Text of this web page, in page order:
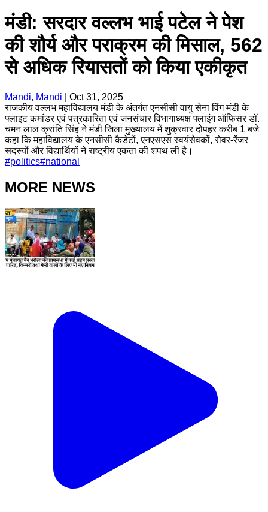
मंडी: सरदार वल्लभ भाई पटेल ने पेश
की शौर्य और पराक्रम की मिसाल, 562
से अधिक रियासतों को किया एकीकृत
Mandi, Mandi
Oct 31, 2025
राजकीय वल्लभ महाविद्यालय मंडी के अंतर्गत एनसीसी वायु सेना विंग मंडी के
फ्लाइट कमांडर एवं पत्रकारिता एवं जनसंचार विभागाध्यक्ष फ्लाइंग ऑफिसर डॉ.
चमन लाल क्रांति सिंह ने मंडी जिला मुख्यालय में शुक्रवार दोपहर करीब 1 बजे
कहा कि महाविद्यालय के एनसीसी कैडेटों, एनएसएस स्वयंसेवकों, रोवर-रेंजर
सदस्यों और विद्यार्थियों ने राष्ट्रीय एकता की शपथ ली है।
#politics#national
MORE NEWS